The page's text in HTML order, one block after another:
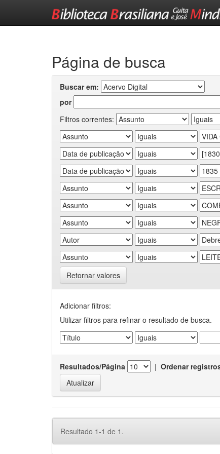
Página de busca
Buscar em:
por
Filtros correntes:
Retornar valores
Adicionar filtros:
Utilizar filtros para refinar o resultado de busca.
Resultados/Página | Ordenar
Resultado 1-1 de 1.